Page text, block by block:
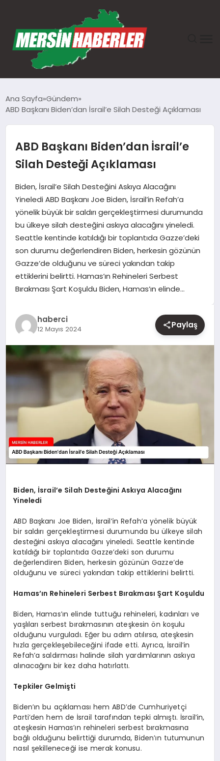
GÜNDEM
EKONOMI
SAĞLIK
TEKNOLOJI
SPOR
Ana Sayfa Gündem
ABD Başkanı Biden’dan İsrail’e Silah Desteği Açıklaması
ABD Başkanı Biden’dan İsrail’e
Silah Desteği Açıklaması
Biden, İsrail’e Silah Desteğini Askıya Alacağını
Yineledi ABD Başkanı Joe Biden, İsrail’in Refah’a
yönelik büyük bir saldırı gerçekleştirmesi durumunda
bu ülkeye silah desteğini askıya alacağını yineledi.
Seattle kentinde katıldığı bir toplantıda Gazze’deki
son durumu değerlendiren Biden, herkesin gözünün
Gazze’de olduğunu ve süreci yakından takip
ettiklerini belirtti. Hamas’ın Rehineleri Serbest
Bırakması Şart Koşuldu Biden, Hamas’ın elinde…
haberci
12 Mayıs 2024 Paylaş
Biden, İsrail’e Silah Desteğini Askıya Alacağını
Yineledi
ABD Başkanı Joe Biden, İsrail’in Refah’a yönelik büyük
bir saldırı gerçekleştirmesi durumunda bu ülkeye silah
desteğini askıya alacağını yineledi. Seattle kentinde
katıldığı bir toplantıda Gazze’deki son durumu
değerlendiren Biden, herkesin gözünün Gazze’de
olduğunu ve süreci yakından takip ettiklerini belirtti.
Hamas’ın Rehineleri Serbest Bırakması Şart Koşuldu
Biden, Hamas’ın elinde tuttuğu rehineleri, kadınları ve
yaşlıları serbest bırakmasının ateşkesin ön koşulu
olduğunu vurguladı. Eğer bu adım atılırsa, ateşkesin
hızla gerçekleşebileceğini ifade etti. Ayrıca, İsrail’in
Refah’a saldırması halinde silah yardımlarının askıya
alınacağını bir kez daha hatırlattı.
Tepkiler Gelmişti
Biden’ın bu açıklaması hem ABD’de Cumhuriyetçi
Parti’den hem de İsrail tarafından tepki almıştı. İsrail’in,
ateşkesin Hamas’ın rehineleri serbest bırakmasına
bağlı olduğunu belirttiği durumda, Biden’ın tutumunun
nasıl şekilleneceği ise merak konusu.